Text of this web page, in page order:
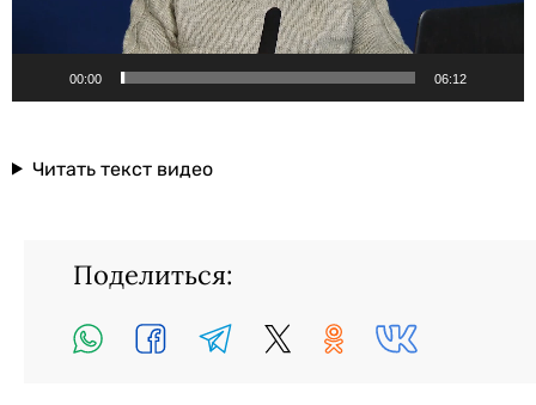
00:00 06:12
Читать текст видео
Поделиться: